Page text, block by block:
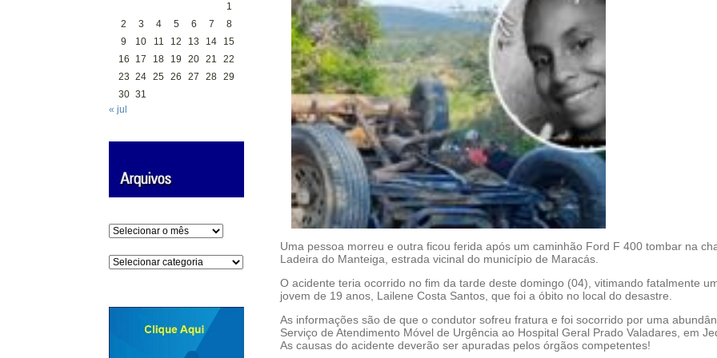
1
2
3 4 5 6 7
8
9
10 11 12 13 14
15
16
17 18 19 20 21
22
23 24 25 26 27 28 29
30 31
« jul
Arquivos
Categorias
Uma pessoa morreu e outra ficou ferida após um caminhão Ford F 400 tombar na
Ladeira do Manteiga, estrada vicinal do município de Maracás.
O acidente teria ocorrido no fim da tarde deste domingo (04), vitimando fatalmente
jovem de 19 anos, Lailene Costa Santos, que foi a óbito no local do desastre.
As informações são de que o condutor sofreu fratura e foi socorrido por uma
Serviço de Atendimento Móvel de Urgência ao Hospital Geral Prado Valadares, em
As causas do acidente deverão ser apuradas pelos órgãos competentes!